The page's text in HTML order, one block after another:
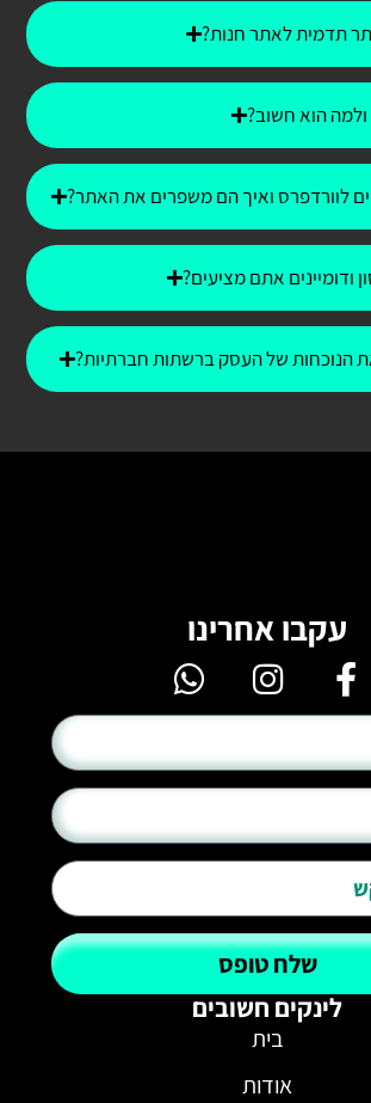
תדמית לאתר חנות?
הוא חשוב?
לוורדפרס ואיך הם משפרים את האתר?
ודומיינים אתם מציעים?
הנוכחות של העסק ברשתות חברתיות?
עקבו אחרינו
שלח טופס
לינקים חשובים
בית
אודות